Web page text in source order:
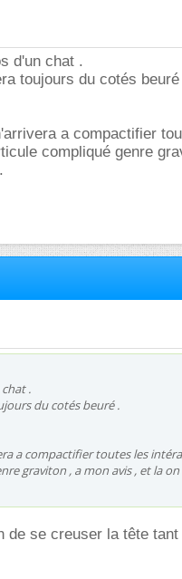
d'un chat .
toujours du cotés
a compactifier
compliqué genre
.
du cotés beuré .
a compactifier toutes les
graviton , a mon avis , et la on
se creuser la tête tant